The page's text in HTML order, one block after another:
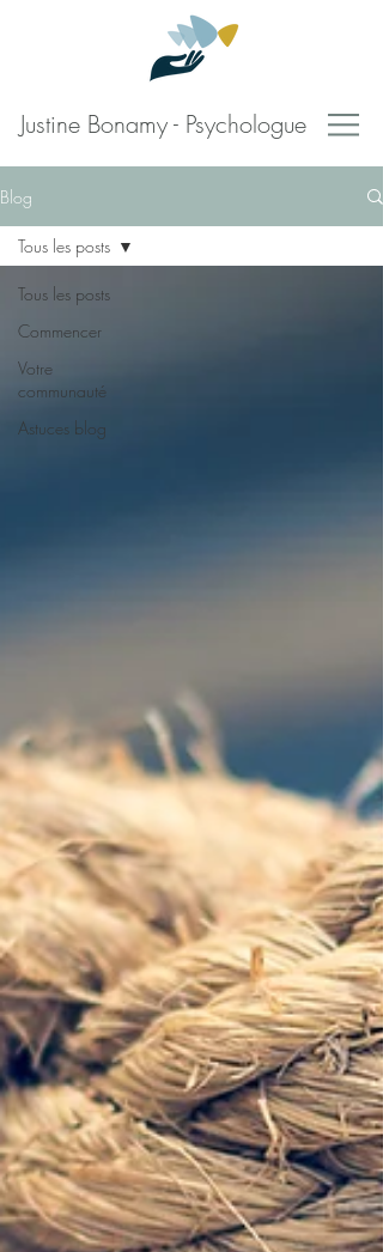
Justine Bonamy - Psychologue
Blog
Tous les posts
Commencer
Votre
communauté
Astuces blog
Tous les posts